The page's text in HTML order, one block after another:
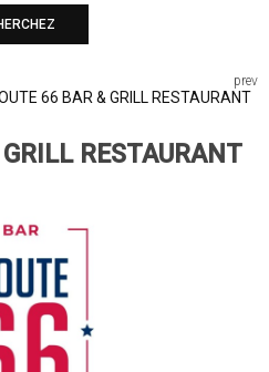
FIDÉLITÉ
CENTER
MARIAGES
66 BAR & GRILL RESTAURANT
RESTAURANT
prev